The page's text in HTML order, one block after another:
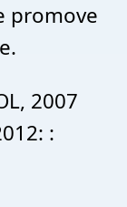
promove
2007
: